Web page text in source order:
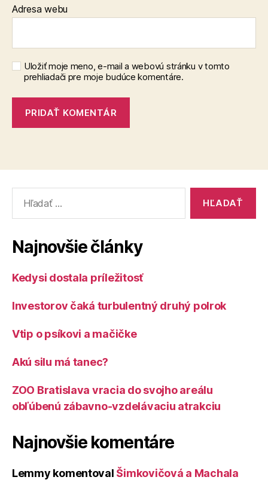
Adresa webu
Uložiť moje meno, e-mail a webovú stránku v tomto
prehliadači pre moje budúce komentáre.
Najnovšie články
Kedysi dostala príležitosť
Investorov čaká turbulentný druhý polrok
Vtip o psíkovi a mačičke
Akú silu má tanec?
ZOO Bratislava vracia do svojho areálu
obľúbenú zábavno-vzdelávaciu atrakciu
Najnovšie komentáre
Lemmy komentoval Šimkovičová a Machala